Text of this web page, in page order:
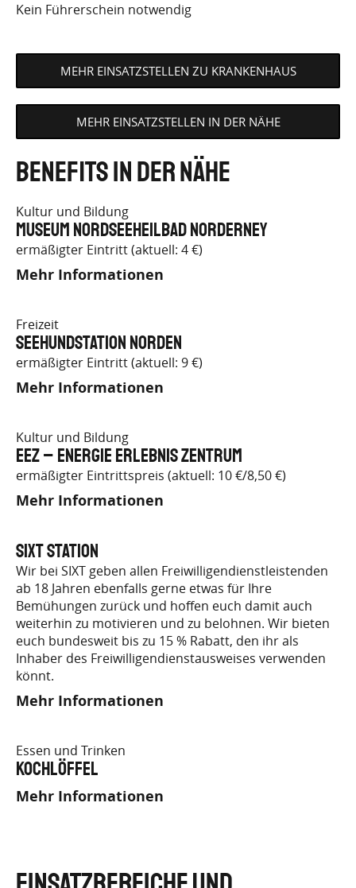
Kein Führerschein notwendig
MEHR EINSATZSTELLEN ZU KRANKENHAUS
MEHR EINSATZSTELLEN IN DER NÄHE
Benefits in der Nähe
Kultur und Bildung
Museum Nordseeheilbad Norderney
ermäßigter Eintritt (aktuell: 4 €)
Mehr Informationen
Freizeit
Seehundstation Norden
ermäßigter Eintritt (aktuell: 9 €)
Mehr Informationen
Kultur und Bildung
EEZ – Energie Erlebnis Zentrum
ermäßigter Eintrittspreis (aktuell: 10 €/8,50 €)
Mehr Informationen
SIXT Station
Wir bei SIXT geben allen Freiwilligendienstleistenden
ab 18 Jahren ebenfalls gerne etwas für Ihre
Bemühungen zurück und hoffen euch damit auch
weiterhin zu motivieren und zu belohnen. Wir bieten
euch bundesweit bis zu 15 % Rabatt, den ihr als
Inhaber des Freiwilligendienstausweises verwenden
könnt.
Mehr Informationen
Essen und Trinken
Kochlöffel
Mehr Informationen